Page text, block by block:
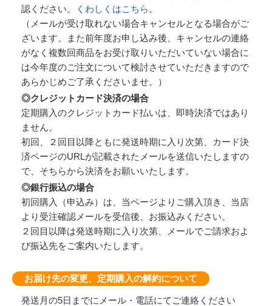
認ください。
くわしくはこちら 。
（メールが受け取れない場合キャンセルとなる場合がご
ざいます。また前年度お申し込み後、キャンセルの連絡
がなく複数回商品をお受け取りいただいていない場合に
は今年度のご注文について検討させていただきますので
あらかじめご了承くださいませ。）
◎クレジットカード決済の場合
定期購入のクレジットカード払いは、即時決済ではあり
ません。
初回、２回目以降ともに発送時期に入り次第、カード決
済ページのURLが記載されたメールを送信いたしますの
で、そちらから決済をお願いいたします。
◎銀行振込の場合
初回購入（申込み）は、当ページよりご購入頂き、当店
より受注確認メールを受信後、お振込みください。
２回目以降は発送時期に入り次第、メールでご請求およ
び振込先をご案内いたします。
お届け先の変更、定期購入の解約について
発送月の5日までにメール・電話にてご連絡ください